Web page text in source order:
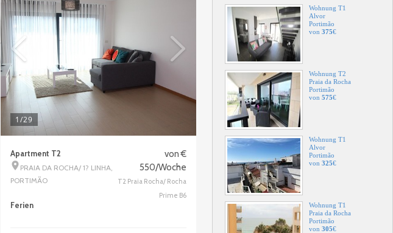
Wohnung T2
Praia da Rocha
Portimão
von 575€
Wohnung T1
Alvor
Portimão
von 325€
Wohnung T1
Praia da Rocha
Portimão
von 305€
Wohnung T2
Praia da Rocha/1? Linha
Portimão
von 575€
1/29
Apartment T2
PRAIA DA ROCHA/ 1? LINHA,
PORTIMÃO
von €
550/Woche
T2 Praia Rocha/ Rocha
Prime B6
Ferien